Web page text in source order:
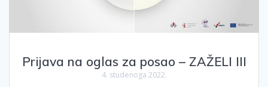
Prijava na oglas za posao – ZAŽELI III
4. studenoga 2022.